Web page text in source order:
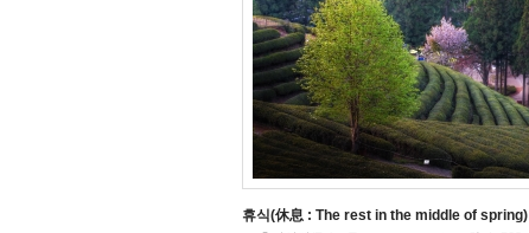
휴식(休息 : The rest in the middle of spring)